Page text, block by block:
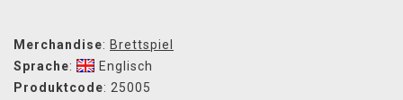
Merchandise: Brettspiel
Sprache:
Englisch
Produktcode: 25005